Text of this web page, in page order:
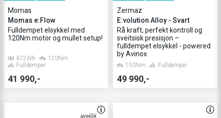
Momas
Momas e:Flow
Fulldempet elsykkel med
120Nm motor og mullet setup!
672Wh
120Nm
Fulldemper
41 990,-
Zermaz
E:volution Alloy - Svart
Rå kraft, perfekt kontroll og
sveitsisk presisjon –
fulldempet elsykkel - powered
by Avinox
150Nm Fulldemper
49 990,-